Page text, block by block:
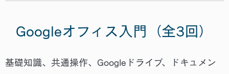
Googleオフィス入門（全3回）
基礎知識、共通操作、Googleドライブ、ドキュメン